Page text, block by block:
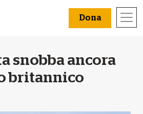
Dona
snobba ancora
britannico